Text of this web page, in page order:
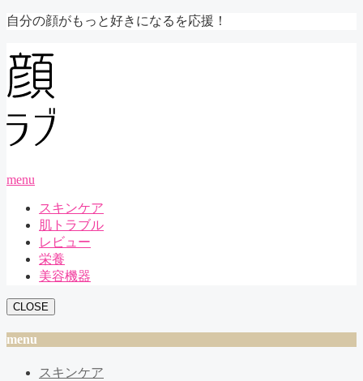
自分の顔がもっと好きになるを応援！
menu
スキンケア
肌トラブル
レビュー
栄養
美容機器
CLOSE
menu
スキンケア